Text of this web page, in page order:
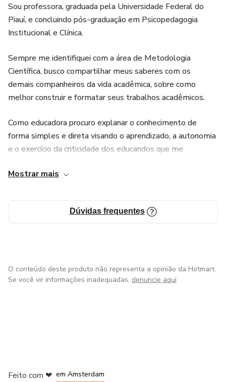
Sou professora, graduada pela Universidade Federal do
Piauí, e concluindo pós-graduação em Psicopedagogia
Institucional e Clínica.
Sempre me identifiquei com a área de Metodologia
Científica, busco compartilhar meus saberes com os
demais companheiros da vida acadêmica, sobre como
melhor construir e formatar seus trabalhos acadêmicos.
Como educadora procuro explanar o conhecimento de
forma simples e direta visando o aprendizado, a autonomia
e o exercício da criticidade dos educandos que me
cursos com essa dinâmica de ensino e aprendizagem.
Mostrar mais
Dúvidas frequentes
O conteúdo deste produto não representa a opinião da Hotmart.
Se você vir informações inadequadas, denuncie aqui
Feito com ❤ em Amsterdam